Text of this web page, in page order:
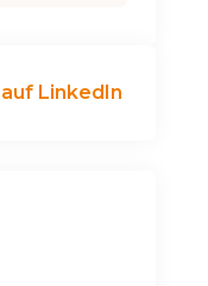
LinkedIn